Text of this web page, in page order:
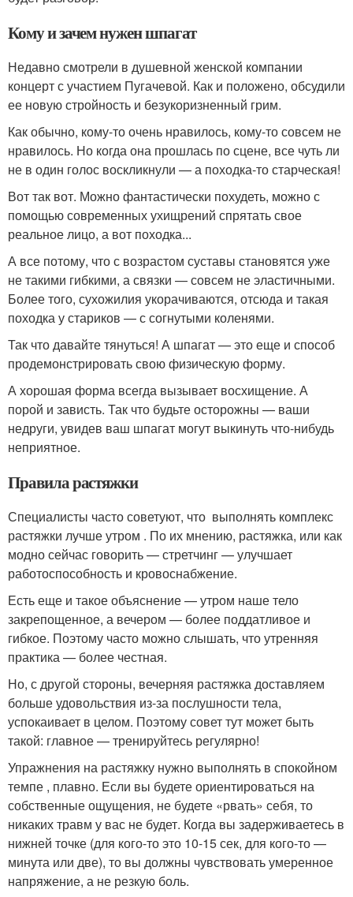
Кому и зачем нужен шпагат
Недавно смотрели в душевной женской компании
концерт с участием Пугачевой. Как и положено, обсудили
ее новую стройность и безукоризненный грим.
Как обычно, кому-то очень нравилось, кому-то совсем не
нравилось. Но когда она прошлась по сцене, все чуть ли
не в один голос воскликнули — а походка-то старческая!
Вот так вот. Можно фантастически похудеть, можно с
помощью современных ухищрений спрятать свое
реальное лицо, а вот походка...
А все потому, что с возрастом суставы становятся уже
не такими гибкими, а связки — совсем не эластичными.
Более того, сухожилия укорачиваются, отсюда и такая
походка у стариков — с согнутыми коленями.
Так что давайте тянуться! А шпагат — это еще и способ
продемонстрировать свою физическую форму.
А хорошая форма всегда вызывает восхищение. А
порой и зависть. Так что будьте осторожны — ваши
недруги, увидев ваш шпагат могут выкинуть что-нибудь
неприятное.
Правила растяжки
Специалисты часто советуют, что выполнять комплекс
растяжки лучше утром . По их мнению, растяжка, или как
модно сейчас говорить — стретчинг — улучшает
работоспособность и кровоснабжение.
Есть еще и такое объяснение — утром наше тело
закрепощенное, а вечером — более поддатливое и
гибкое. Поэтому часто можно слышать, что утренняя
практика — более честная.
Но, с другой стороны, вечерняя растяжка доставляем
больше удовольствия из-за послушности тела,
успокаивает в целом. Поэтому совет тут может быть
такой: главное — тренируйтесь регулярно!
Упражнения на растяжку нужно выполнять в спокойном
темпе , плавно. Если вы будете ориентироваться на
собственные ощущения, не будете «рвать» себя, то
никаких травм у вас не будет. Когда вы задерживаетесь в
нижней точке (для кого-то это 10-15 сек, для кого-то —
минута или две), то вы должны чувствовать умеренное
напряжение, а не резкую боль.